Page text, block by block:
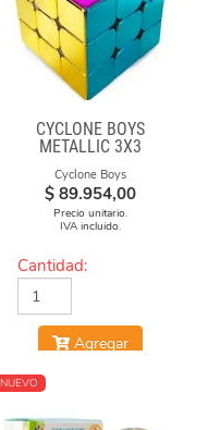
CYCLONE BOYS
METALLIC 3X3
MAGNETICO MACARON
Cyclone Boys
$ 89.954,00
Precio unitario.
IVA incluido.
Cantidad:
Agregar
NUEVO